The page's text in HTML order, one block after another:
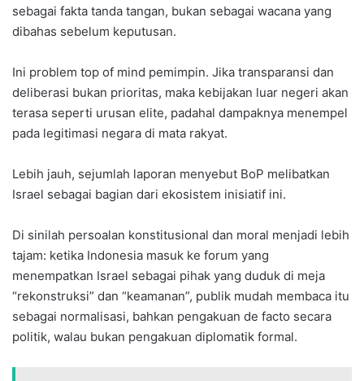
sebagai fakta tanda tangan, bukan sebagai wacana yang
dibahas sebelum keputusan.
Ini problem top of mind pemimpin. Jika transparansi dan
deliberasi bukan prioritas, maka kebijakan luar negeri akan
terasa seperti urusan elite, padahal dampaknya menempel
pada legitimasi negara di mata rakyat.
Lebih jauh, sejumlah laporan menyebut BoP melibatkan
Israel sebagai bagian dari ekosistem inisiatif ini.
Di sinilah persoalan konstitusional dan moral menjadi lebih
tajam: ketika Indonesia masuk ke forum yang
menempatkan Israel sebagai pihak yang duduk di meja
“rekonstruksi” dan “keamanan”, publik mudah membaca itu
sebagai normalisasi, bahkan pengakuan de facto secara
politik, walau bukan pengakuan diplomatik formal.